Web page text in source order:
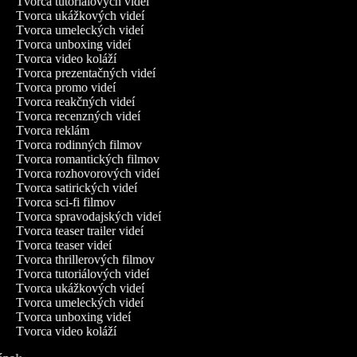
Tvorca ukážkových videí
Tvorca umeleckých videí
Tvorca unboxing videí
Tvorca video koláží
Tvorca prezentačných videí
Tvorca promo videí
Tvorca reakčných videí
Tvorca recenzných videí
Tvorca reklám
Tvorca rodinných filmov
Tvorca romantických filmov
Tvorca rozhovorových videí
Tvorca satirických videí
Tvorca sci-fi filmov
Tvorca spravodajských videí
Tvorca teaser trailer videí
Tvorca teaser videí
Tvorca thrillerových filmov
Tvorca tutoriálových videí
Tvorca ukážkových videí
Tvorca umeleckých videí
Tvorca unboxing videí
Tvorca video koláží